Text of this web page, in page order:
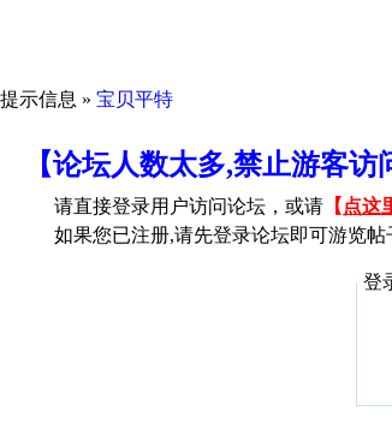
提示信息 » 宝贝平特
【论坛人数太多,禁止游客
请直接登录用户访问论坛，或请 【 点这
如果您已注册,请先登录论坛即可游览帖
登